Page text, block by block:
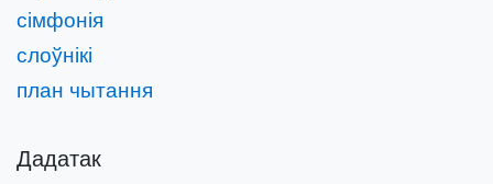
сімфонія
слоўнікі
план чытання
Дадатак